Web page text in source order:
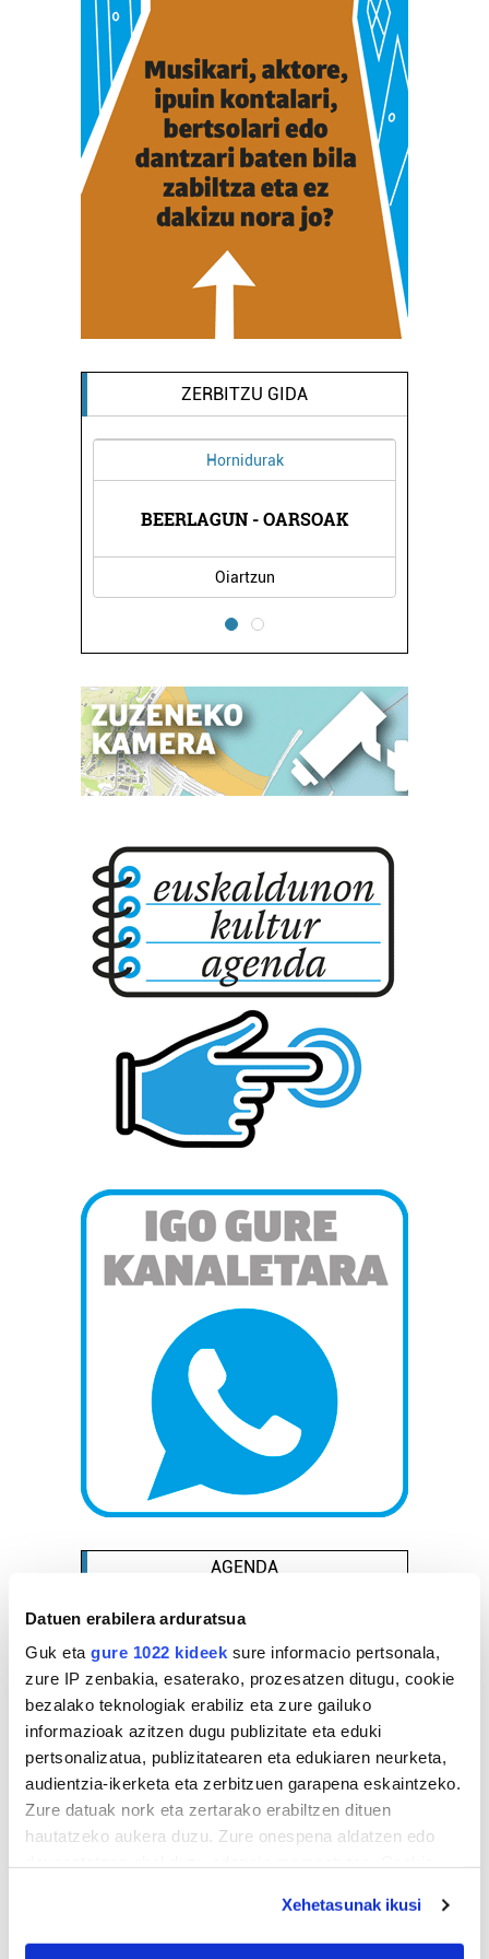
Datuen erabilera arduratsua
Guk eta gure 1022 kideek sure informacio pertsonala,
zure IP zenbakia, esaterako, prozesatzen ditugu, cookie
bezalako teknologiak erabiliz eta zure gailuko
informazioak azitzen dugu publizitate eta eduki
pertsonalizatua, publizitatearen eta edukiaren neurketa,
audientzia-ikerketa eta zerbitzuen garapena eskaintzeko.
Zure datuak nork eta zertarako erabiltzen dituen
hautatzeko aukera duzu. Zure onespena aldatzen edo
If you allow, we would also like to:
Xehetasunak ikusi
ZERBITZU GIDA
Hornidurak
BEERLAGUN - OARSOAK
Oiartzun
AGENDA
Abuztua 2026
AL. AR. AZ. OG. OL. LR.
IG.
27
28 29 30 31 1 2
10 11 12 13 14 15 16
17 18 19 20 21 22 23
24 25 26 27 28 29 30